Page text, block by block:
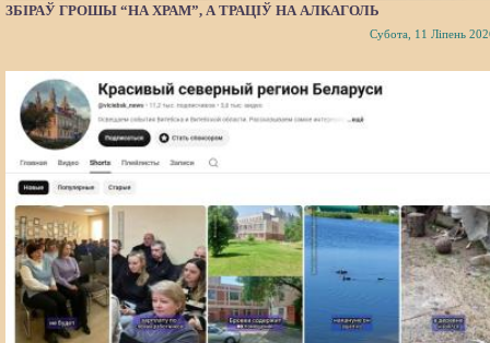
ЗБІРАЎ ГРОШЫ “НА ХРАМ”, А ТРАЦІЎ НА АЛКАГОЛЬ
Субота, 11 Ліпень